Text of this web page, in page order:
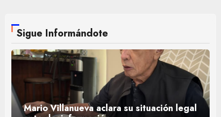
Sigue Informándote
Mario Villanueva aclara su situación legal